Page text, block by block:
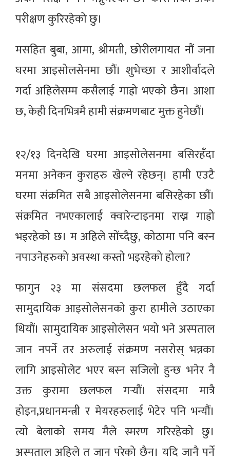
परीक्षण कुरिरहेको छु।
मसहित बुबा, आमा, श्रीमती, छोरीलगायत नौं जना
घरमा आइसोलसेनमा छौं। शुभेच्छा र आशीर्वादले
गर्दा अहिलेसम्म कसैलाई गाह्रो भएको छैन। आशा
छ, केही दिनभित्रमै हामी संक्रमणबाट मुक्त हुनेछौं।
१२/१३ दिनदेखि घरमा आइसोलेसनमा बसिरहँदा
मनमा अनेकन कुराहरु खेल्ने रहेछन्। हामी एउटै
घरमा संक्रमित सबै आइसोलेसनमा बसिरहेका छौं।
संक्रमित नभएकालाई क्वारेन्टाइनमा राख्न गाह्रो
भइरहेको छ। म अहिले सोंच्दैछु, कोठामा पनि बस्न
नपाउनेहरुको अवस्था कस्तो भइरहेको होला?
फागुन २३ मा संसदमा छलफल हुँदै गर्दा
सामुदायिक आइसोलेसनको कुरा हामीले उठाएका
थियौं। सामुदायिक आइसोलेसन भयो भने अस्पताल
जान नपर्ने तर अरुलाई संक्रमण नसरोस् भन्नका
लागि आइसोलेट भएर बस्न सजिलो हुन्छ भनेर नै
उक्त कुरामा छलफल गर्‍यौं। संसदमा मात्रै
होइन,प्रधानमन्त्री र मेयरहरुलाई भेटेर पनि भन्यौं।
त्यो बेलाको समय मैले स्मरण गरिरहेको छु।
अस्पताल अहिले त जान परेको छैन। यदि जानै पर्ने